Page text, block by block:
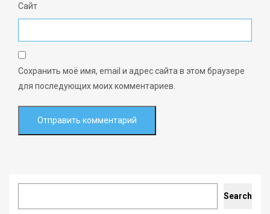
Сайт
Сохранить моё имя, email и адрес сайта в этом браузере
для последующих моих комментариев.
Search